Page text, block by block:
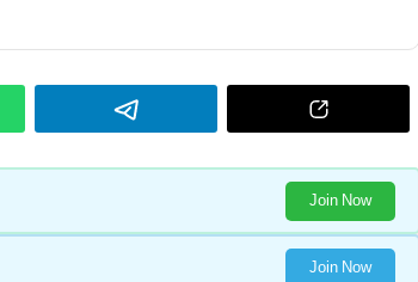
Join Now
Join Now